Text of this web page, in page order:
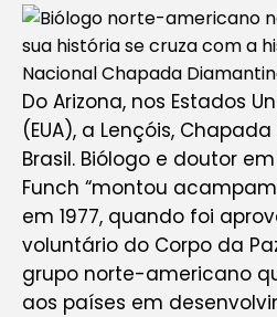
Do Arizona, nos Estados
(EUA), a Lençóis,
Brasil. Biólogo e doutor
Funch “montou
em 1977, quando foi
voluntário do Corpo da
grupo norte-americano
aos países em